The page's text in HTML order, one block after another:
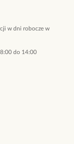
w dni robocze w
do 14:00